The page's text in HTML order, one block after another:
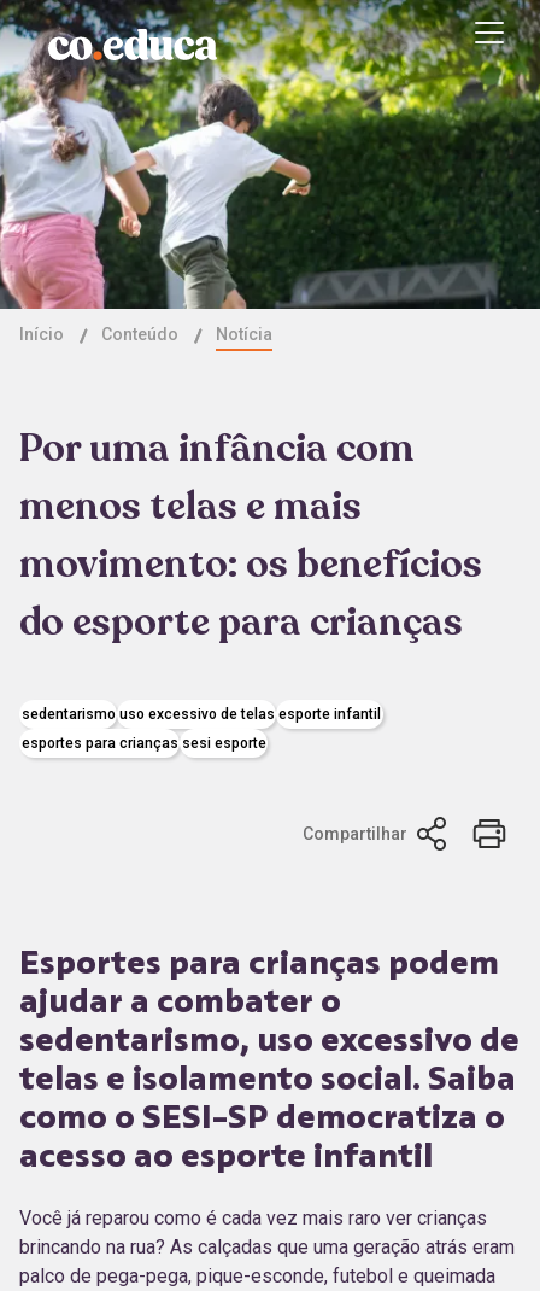
Início Conteúdo Notícia
Por uma infância com
menos telas e mais
movimento: os benefícios
do esporte para crianças
sedentarismo uso excessivo de telas esporte infantil
esportes para crianças sesi esporte
Compartilhar
Esportes para crianças podem
ajudar a combater o
sedentarismo, uso excessivo de
telas e isolamento social. Saiba
como o SESI-SP democratiza o
acesso ao esporte infantil
Você já reparou como é cada vez mais raro ver crianças
brincando na rua? As calçadas que uma geração atrás eram
palco de pega-pega, pique-esconde, futebol e queimada